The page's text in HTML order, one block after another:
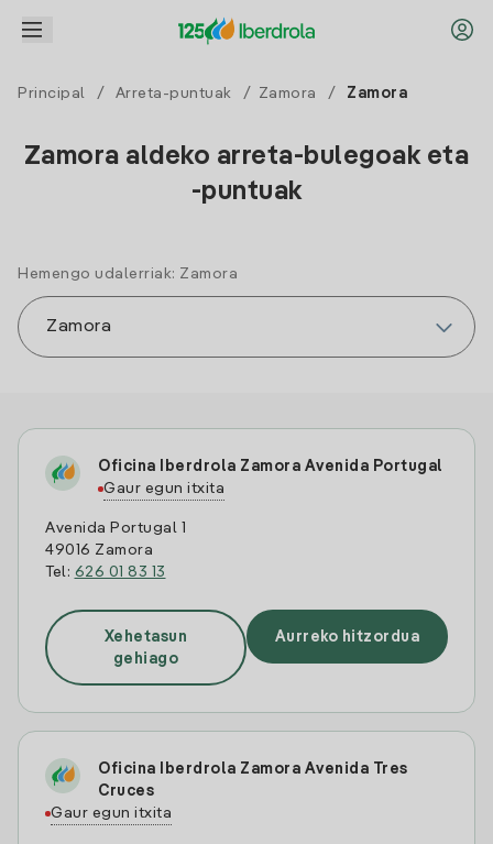
Principal / Arreta-puntuak / Zamora / Zamora
Zamora aldeko arreta-bulegoak eta
-puntuak
Hemengo udalerriak: Zamora
Oficina Iberdrola Zamora Avenida Portugal
Gaur egun itxita
Avenida Portugal 1
49016 Zamora
Tel: 626 01 83 13
Xehetasun
gehiago
Aurreko hitzordua
Oficina Iberdrola Zamora Avenida Tres
Cruces
Gaur egun itxita